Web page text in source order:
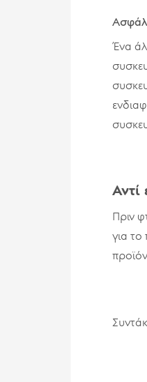
Ένα
Αντί
Πριν
για το